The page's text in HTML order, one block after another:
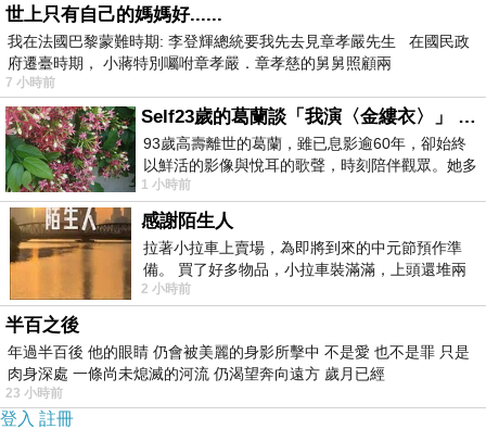
衣,bés carol發熱衣bes carol 評價,bés carol羽絨外套bes carol 發熱保
暖衣,bés carol評價bes carol 男式v領發熱保暖衣,bés carol女式亮色連
帽羽絨外套,
內容簡介
將男孩們最愛的汽車圖騰印刷在條紋衣上，無疑是人氣熱
賣款！外搭羽絨背與丹寧褲，就能應付現在微涼的天氣，
也可以搭配短袖 T，做多層次的穿搭喔！
世上只有自己的媽媽好......
我在法國巴黎蒙難時期: 李登輝總統要我先去見章孝嚴先生 在國民政
府遷臺時期， 小蔣特別囑咐章孝嚴．章孝慈的舅舅照顧兩
7 小時前
Self23歲的葛蘭談「我演〈金縷衣〉」 #戀上老電影 #粟子 #葛蘭
93歲高壽離世的葛蘭，雖已息影逾60年，卻始終
以鮮活的影像與悅耳的歌聲，時刻陪伴觀眾。她多
才多藝、陽光開朗的形象，不僅保留在電影
1 小時前
感謝陌生人
拉著小拉車上賣場，為即將到來的中元節預作準
備。 買了好多物品，小拉車裝滿滿，上頭還堆兩
紙箱。 雖辛苦了點，這點程度我一個人搬
2 小時前
半百之後
年過半百後 他的眼睛 仍會被美麗的身影所擊中 不是愛 也不是罪 只是
肉身深處 一條尚未熄滅的河流 仍渴望奔向遠方 歲月已經
23 小時前
登入 註冊